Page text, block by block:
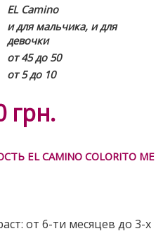
EL Camino
и для мальчика, и для
девочки
от 45 до 50
от 5 до 10
грн.
EL CAMINO COLORITO ME
от 6-ти месяцев до 3-х